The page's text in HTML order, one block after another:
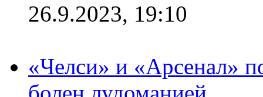
26.9.2023, 19:10
«Челси» и «Арсенал»